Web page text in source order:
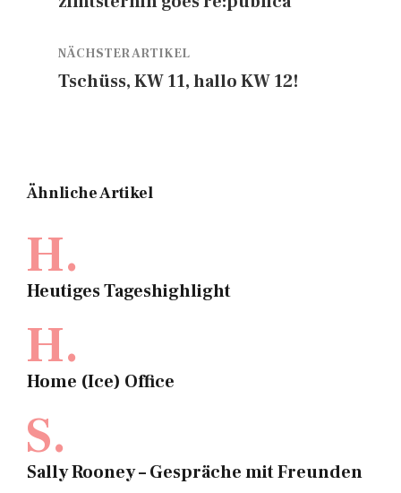
NÄCHSTER ARTIKEL
Tschüss, KW 11, hallo KW 12!
Ähnliche Artikel
H.
Heutiges Tageshighlight
H.
Home (Ice) Office
S.
Sally Rooney – Gespräche mit Freunden